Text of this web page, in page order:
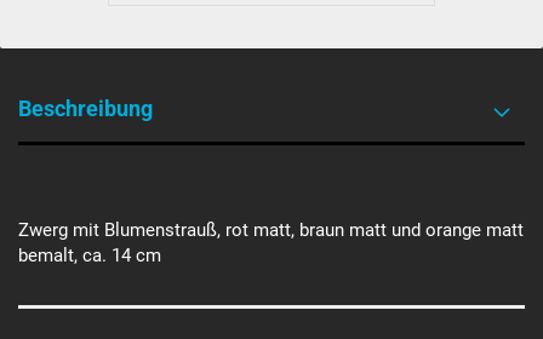
Beschreibung
Zwerg mit Blumenstrauß, rot matt, braun matt und orange matt
bemalt, ca. 14 cm